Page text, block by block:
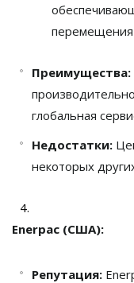
Преимущества:
глобальная
Недостатки:
некоторых
Enerpac (США):
Репутация: